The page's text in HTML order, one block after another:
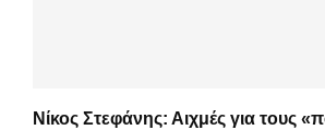
Νίκος Στεφάνης: Αιχμές για τους